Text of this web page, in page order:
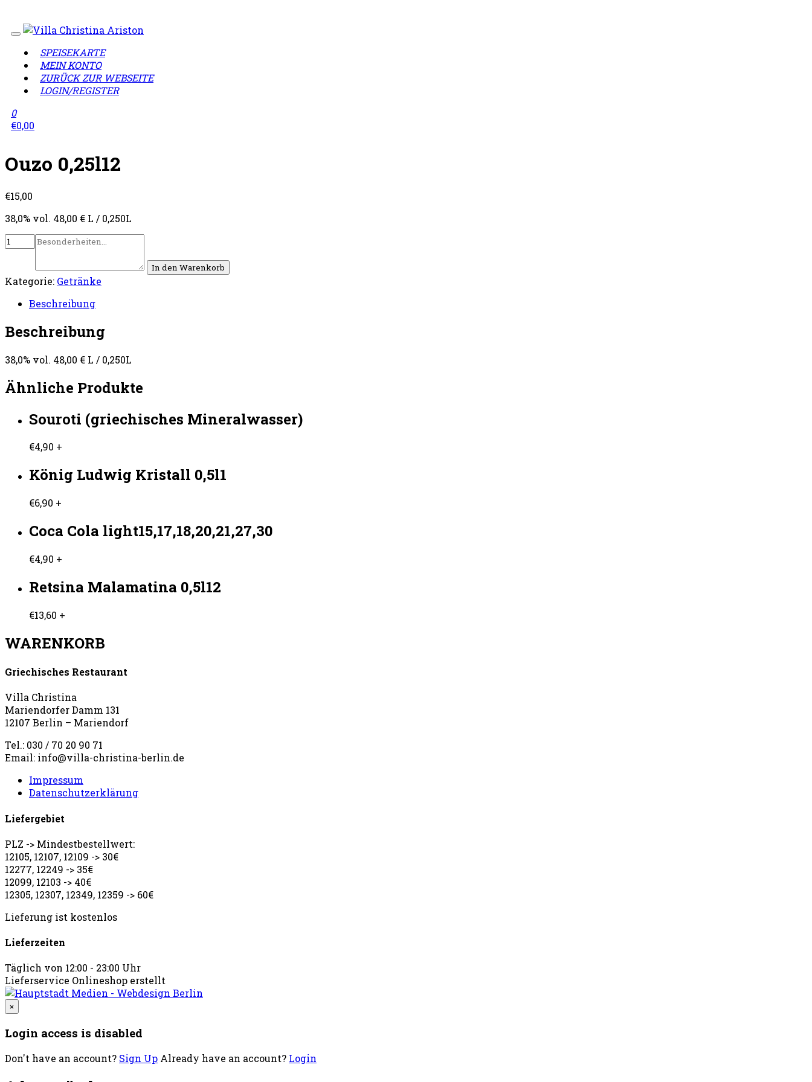
SPEISEKARTE
MEIN KONTO
ZURÜCK ZUR WEBSEITE
LOGIN/REGISTER
0
€0,00
Ouzo 0,25l12
€15,00
38,0% vol. 48,00 € L / 0,250L
In den Warenkorb
Kategorie: Getränke
Beschreibung
Beschreibung
38,0% vol. 48,00 € L / 0,250L
Ähnliche Produkte
Souroti (griechisches Mineralwasser)
€4,90 +
König Ludwig Kristall 0,5l1
€6,90 +
Coca Cola light15,17,18,20,21,27,30
€4,90 +
Retsina Malamatina 0,5l12
€13,60 +
WARENKORB
Griechisches Restaurant
Villa Christina
Mariendorfer Damm 131
12107 Berlin – Mariendorf
Tel.: 030 / 70 20 90 71
Email: info@villa-christina-berlin.de
Impressum
Datenschutzerklärung
Liefergebiet
PLZ -> Mindestbestellwert:
12105, 12107, 12109 -> 30€
12277, 12249 -> 35€
12099, 12103 -> 40€
12305, 12307, 12349, 12359 -> 60€
Lieferung ist kostenlos
Lieferzeiten
Täglich von 12:00 - 23:00 Uhr
Lieferservice Onlineshop erstellt
×
Login access is disabled
Don't have an account? Sign Up Already have an account? Login